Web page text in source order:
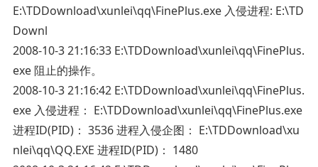
E:\TDDownload\xunlei\qq\FinePlus.exe 入侵进程: E:\TD
Downl
2008-10-3 21:16:33 E:\TDDownload\xunlei\qq\FinePlus.
exe 阻止的操作。
2008-10-3 21:16:42 E:\TDDownload\xunlei\qq\FinePlus.
exe 入侵进程： E:\TDDownload\xunlei\qq\FinePlus.exe
进程ID(PID)： 3536 进程入侵企图： E:\TDDownload\xu
nlei\qq\QQ.EXE 进程ID(PID)： 1480